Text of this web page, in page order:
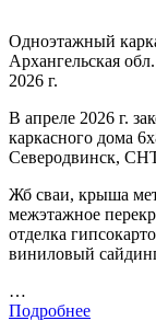
Одноэтажный
Архангельская обл.
2026 г.
В апреле 2026 г.
каркасного дома
Северодвинск,
Жб сваи, крыша
межэтажное
отделка
виниловый
…
Подробнее